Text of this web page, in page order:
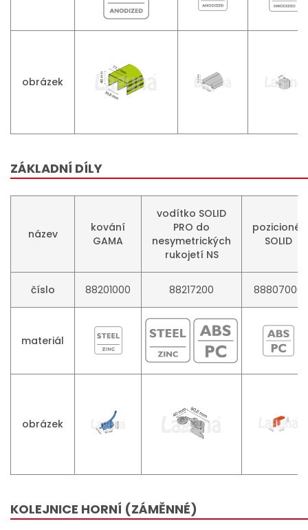
obrázek
ZÁKLADNÍ DÍLY
název
kování
GAMA
vodítko SOLID
PRO do
nesymetrických
rukojetí NS
pozicionér
SOLID
číslo 88201000 88217200 88807000
materiál
obrázek
KOLEJNICE HORNÍ (ZÁMĚNNÉ)